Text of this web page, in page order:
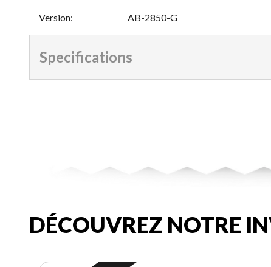
Version: AB-2850-G
Specifications
DÉCOUVREZ NOTRE